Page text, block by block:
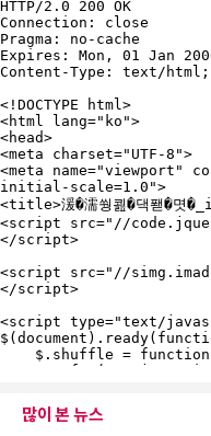
많이 본 뉴스